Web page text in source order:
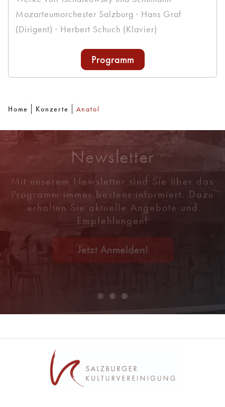
Mozarteumorchester Salzburg · Hans Graf
(Dirigent) · Herbert Schuch (Klavier)
Programm
Home Konzerte Anatol
Newsletter
Mit unserem Newsletter sind Sie über das
Programm immer bestens informiert. Dazu
erhalten Sie aktuelle Angebote und
Empfehlungen!
Jetzt Anmelden!